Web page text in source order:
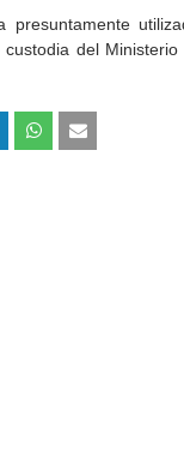
del Ministerio